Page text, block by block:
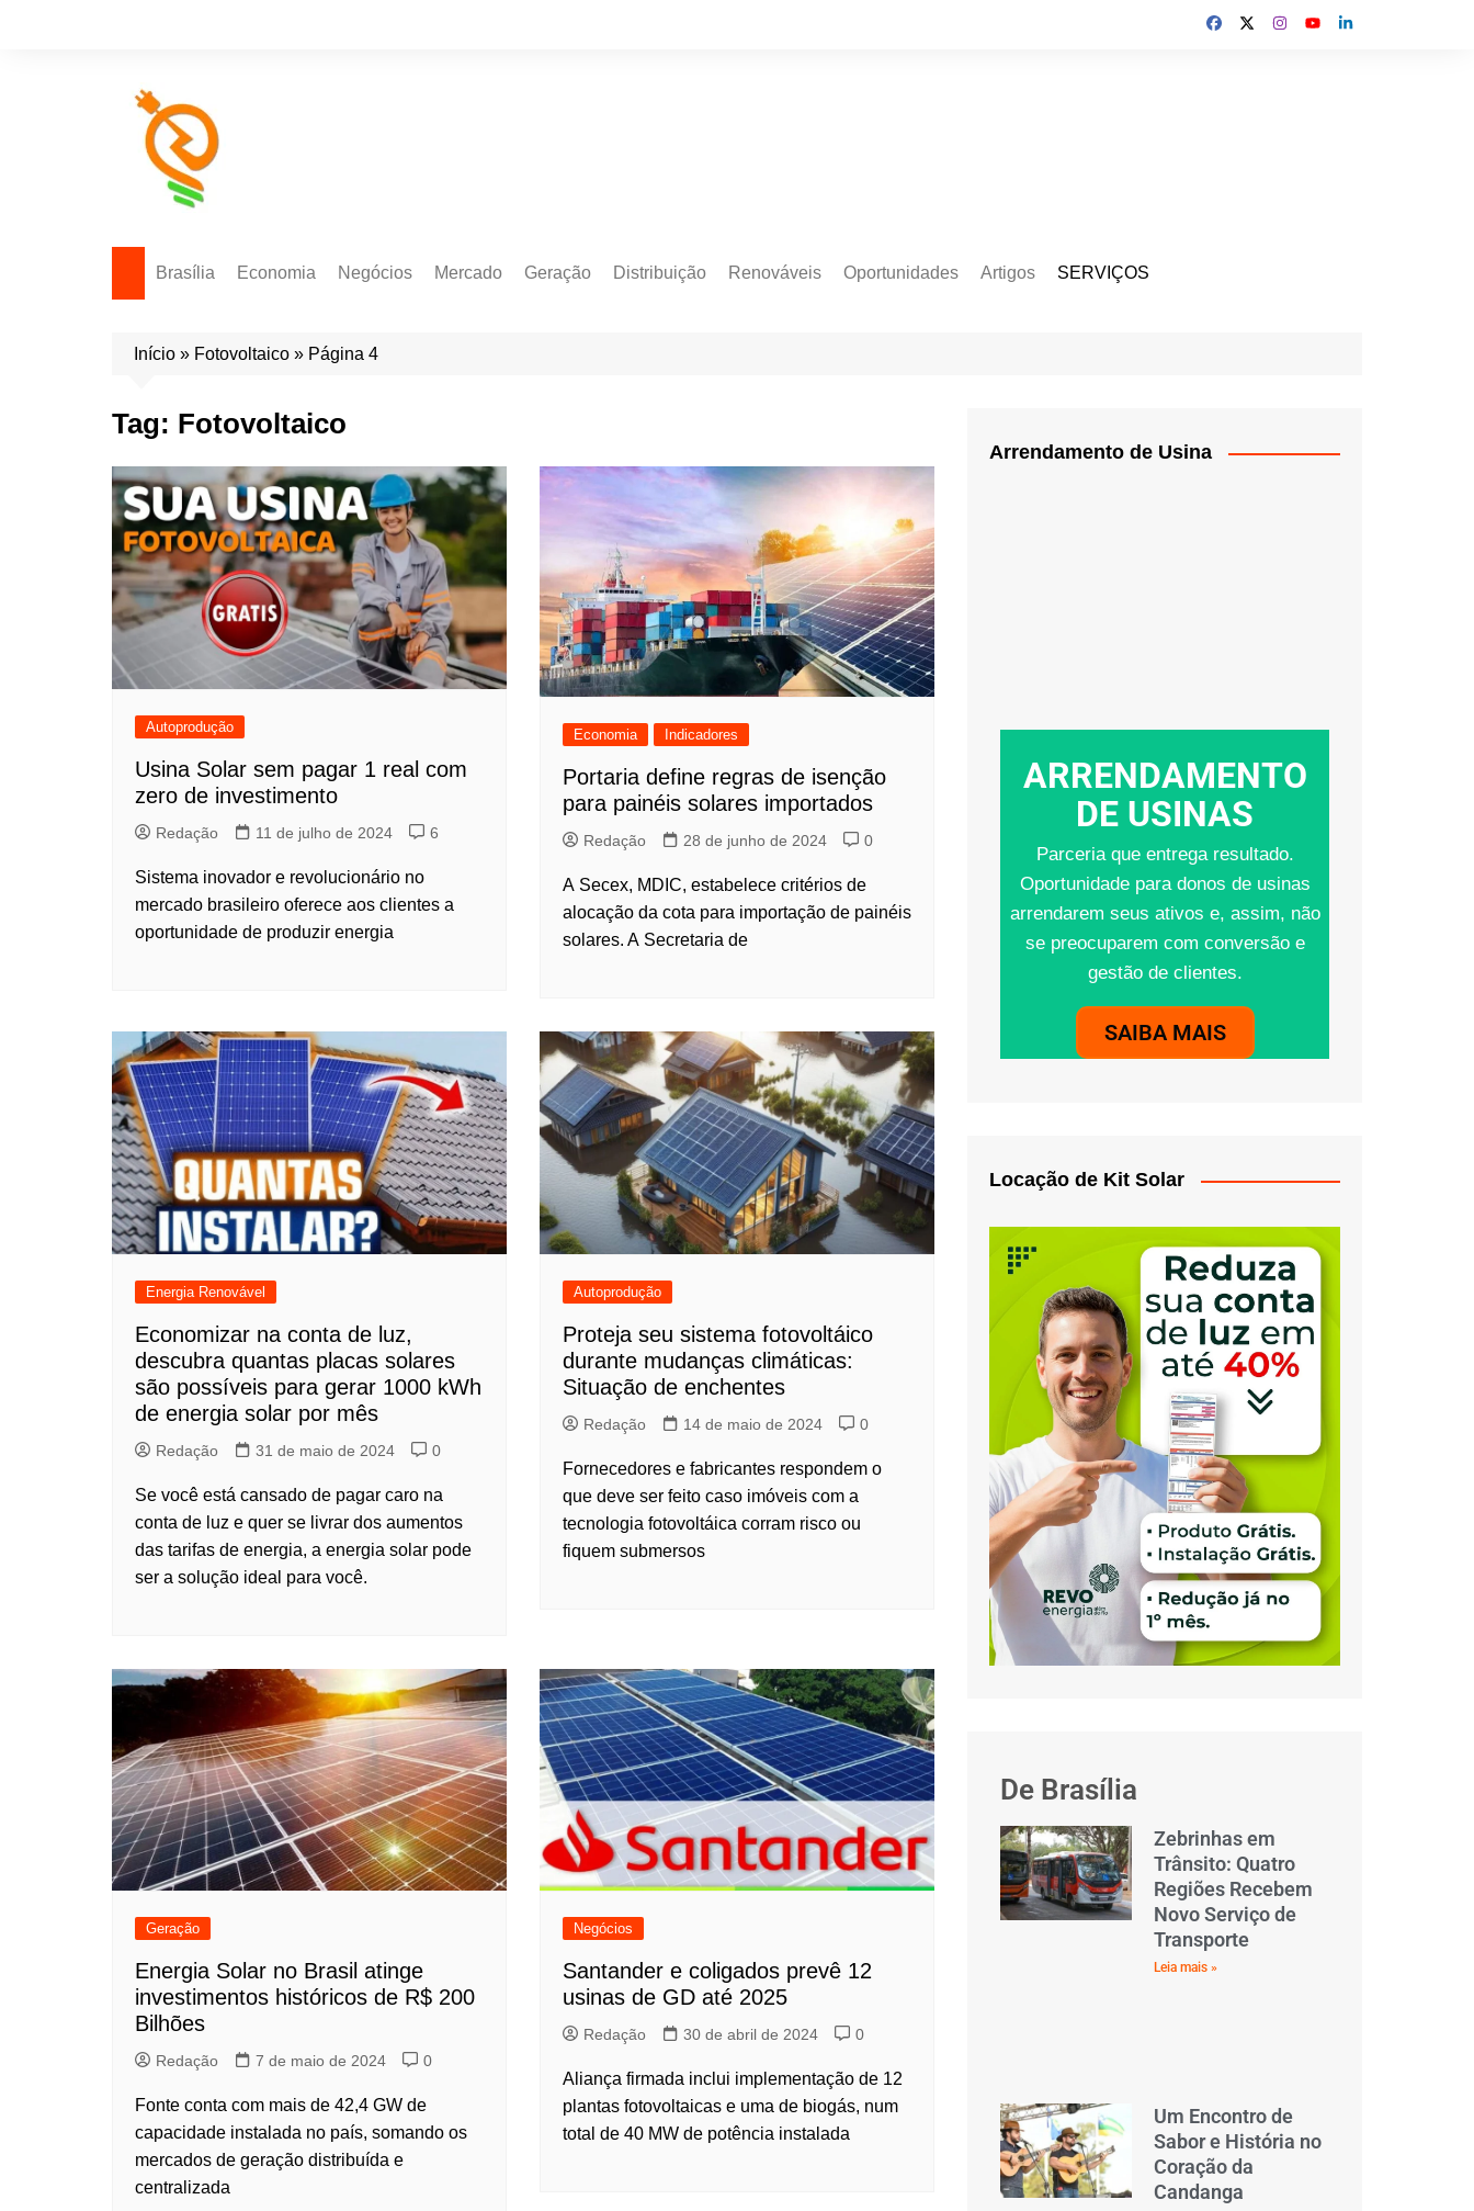
Brasília Economia
Tecnologia
Negócios
Empresas
Token
Mercado Geração Distribuição Renováveis
Transição Energética
Oportunidades Artigos SERVIÇOS
Usina de Investimento
Início » Fotovoltaico » Página 4
Tag: Fotovoltaico
Autoprodução
Usina Solar sem pagar 1 real com
zero de investimento
Redação 11 de julho de 2024 6
Sistema inovador e revolucionário no
mercado brasileiro oferece aos clientes a
oportunidade de produzir energia
Economia Indicadores
Portaria define regras de isenção
para painéis solares importados
Redação 28 de junho de 2024 0
A Secex, MDIC, estabelece critérios de
alocação da cota para importação de painéis
solares. A Secretaria de
Energia Renovável
Economizar na conta de luz,
descubra quantas placas solares
são possíveis para gerar 1000 kWh
de energia solar por mês
Redação 31 de maio de 2024 0
Se você está cansado de pagar caro na
conta de luz e quer se livrar dos aumentos
das tarifas de energia, a energia solar pode
ser a solução ideal para você.
Autoprodução
Proteja seu sistema fotovoltáico
durante mudanças climáticas:
Situação de enchentes
Redação 14 de maio de 2024 0
Fornecedores e fabricantes respondem o
que deve ser feito caso imóveis com a
tecnologia fotovoltáica corram risco ou
fiquem submersos
Geração
Energia Solar no Brasil atinge
investimentos históricos de R$ 200
Bilhões
Redação 7 de maio de 2024 0
Fonte conta com mais de 42,4 GW de
capacidade instalada no país, somando os
mercados de geração distribuída e
centralizada
Negócios
Santander e coligados prevê 12
usinas de GD até 2025
Redação 30 de abril de 2024 0
Aliança firmada inclui implementação de 12
plantas fotovoltaicas e uma de biogás, num
total de 40 MW de potência instalada
Arrendamento de Usina
ARRENDAMENTO
DE USINAS
Parceria que entrega resultado.
Oportunidade para donos de usinas
arrendarem seus ativos e, assim, não
se preocuparem com conversão e
gestão de clientes.
SAIBA MAIS
Locação de Kit Solar
De Brasília
Zebrinhas em
Trânsito: Quatro
Regiões Recebem
Novo Serviço de
Transporte
Leia mais »
Um Encontro de
Sabor e História no
Coração da
Candanga